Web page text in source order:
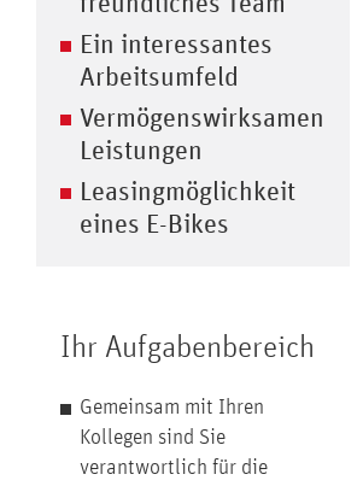
Ein interessantes
Arbeitsumfeld
Vermögenswirksamen
Leistungen
Leasingmöglichkeit
eines E-Bikes
Ihr Aufgabenbereich
Gemeinsam mit Ihren
Kollegen sind Sie
verantwortlich für die